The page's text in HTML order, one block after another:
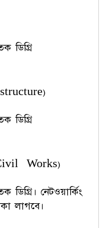
ডিগ্রি
structure)
ডিগ্রি
Civil Works)
ডিগ্রি। নেটওয়ার্কিং
লাগবে।